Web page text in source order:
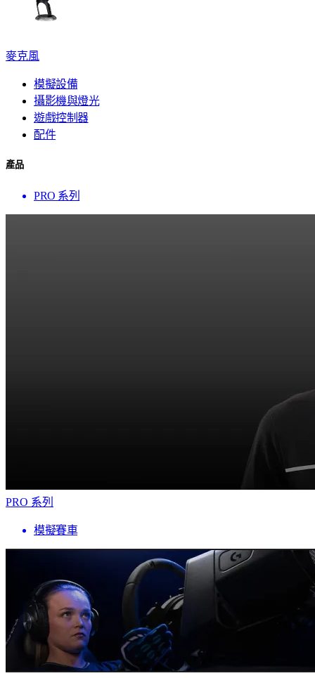
麥克風
模擬設備
攝影機與燈光
遊戲控制器
配件
產品
PRO 系列
PRO 系列
模擬賽車